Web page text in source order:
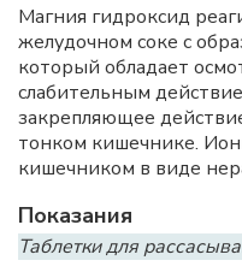
Магния гидроксид
желудочном соке с
который обладает
слабительным
закрепляющее
тонком кишечнике.
кишечником в виде
Показания
Таблетки для